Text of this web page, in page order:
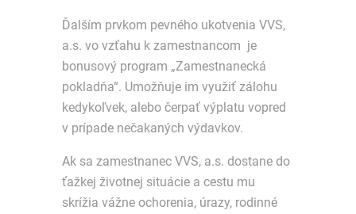
Ďalším prvkom pevného ukotvenia VVS,
a.s. vo vzťahu k zamestnancom je
bonusový program „Zamestnanecká
pokladňa“. Umožňuje im využiť zálohu
kedykoľvek, alebo čerpať výplatu vopred
v prípade nečakaných výdavkov.
Ak sa zamestnanec VVS, a.s. dostane do
ťažkej životnej situácie a cestu mu
skrížia vážne ochorenia, úrazy, rodinné